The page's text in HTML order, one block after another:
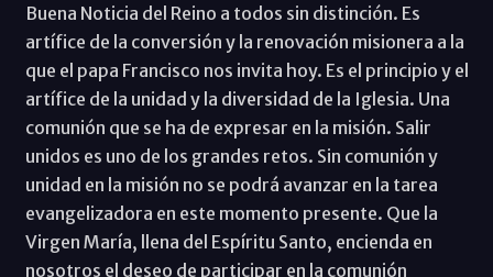
Buena Noticia del Reino a todos sin distinción. Es
artífice de la conversión y la renovación misionera a la
que el papa Francisco nos invita hoy. Es el principio y el
artífice de la unidad y la diversidad de la Iglesia. Una
comunión que se ha de expresar en la misión. Salir
unidos es uno de los grandes retos. Sin comunión y
unidad en la misión no se podrá avanzar en la tarea
evangelizadora en este momento presente. Que la
Virgen María, llena del Espíritu Santo, encienda en
nosotros el deseo de participar en la comunión